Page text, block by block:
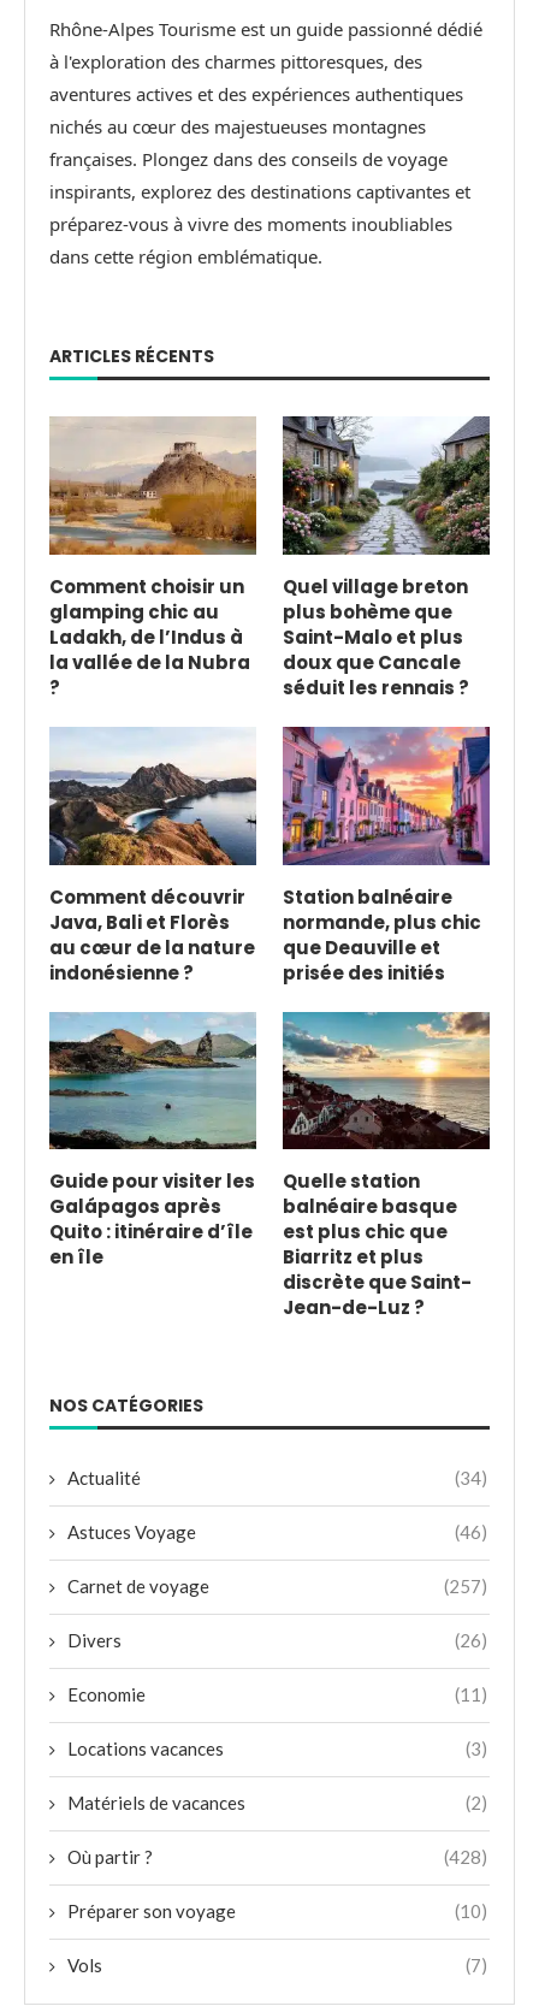
Rhône-Alpes Tourisme est un guide passionné dédié
à l'exploration des charmes pittoresques, des
aventures actives et des expériences authentiques
nichés au cœur des majestueuses montagnes
françaises. Plongez dans des conseils de voyage
inspirants, explorez des destinations captivantes et
préparez-vous à vivre des moments inoubliables
dans cette région emblématique.
ARTICLES RÉCENTS
Comment choisir un
glamping chic au
Ladakh, de l’Indus à
la vallée de la Nubra
?
Quel village breton
plus bohème que
Saint-Malo et plus
doux que Cancale
séduit les rennais ?
Comment découvrir
Java, Bali et Florès
au cœur de la nature
indonésienne ?
Station balnéaire
normande, plus chic
que Deauville et
prisée des initiés
Guide pour visiter les
Galápagos après
Quito : itinéraire d’île
en île
Quelle station
balnéaire basque
est plus chic que
Biarritz et plus
discrète que Saint-
Jean-de-Luz ?
NOS CATÉGORIES
Actualité (34)
Astuces Voyage (46)
Carnet de voyage (257)
Divers (26)
Economie (11)
Locations vacances (3)
Matériels de vacances (2)
Où partir ? (428)
Préparer son voyage (10)
Vols (7)